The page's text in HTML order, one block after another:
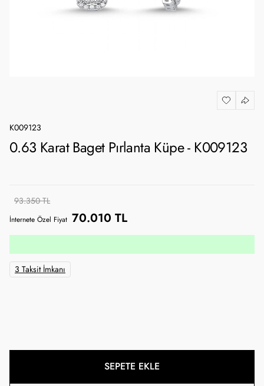
K009123
0.63 Karat Baget Pırlanta Küpe - K009123
93.350 TL
İnternete Özel Fiyat 70.010 TL
3 Taksit İmkanı
SEPETE EKLE